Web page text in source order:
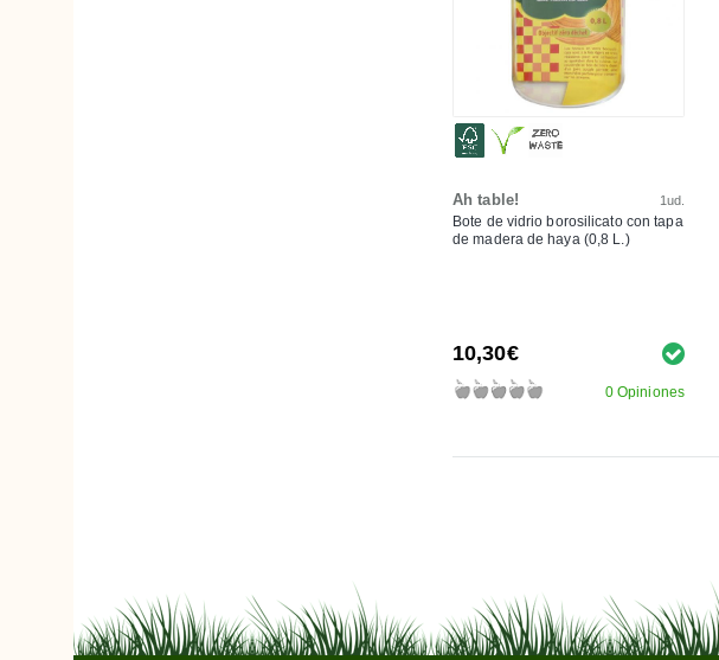
Ah table! 1ud.
Bote de vidrio borosilicato con tapa
de madera de haya (0,8 L.)
10,30€
0 Opiniones